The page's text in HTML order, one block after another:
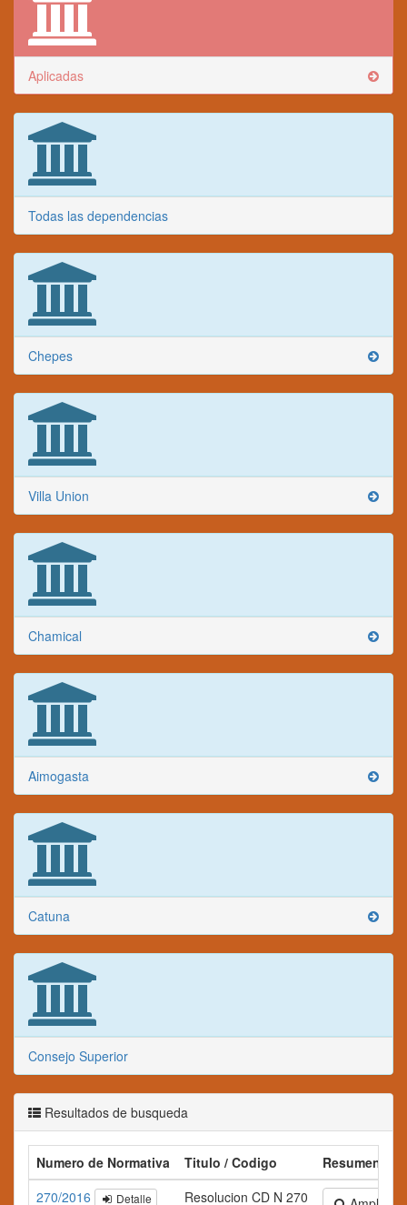
Aplicadas
Todas las dependencias
Chepes
Villa Union
Chamical
Aimogasta
Catuna
Consejo Superior
Resultados de busqueda
Numero de Normativa Titulo / Codigo
Resumen
270/2016
Detalle Resolucion CD N 270